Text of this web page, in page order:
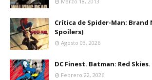
Crítica de Spider-Man: Brand
Spoilers)
Agosto 03, 2026
DC Finest. Batman: Red Skies.
Febrero 22, 2026